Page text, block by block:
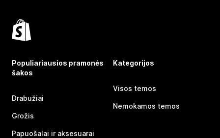
Populiariausios pramonės
šakos
Drabužiai
Grožis
Papuošalai ir aksesuarai
Kategorijos
Visos temos
Nemokamos temos